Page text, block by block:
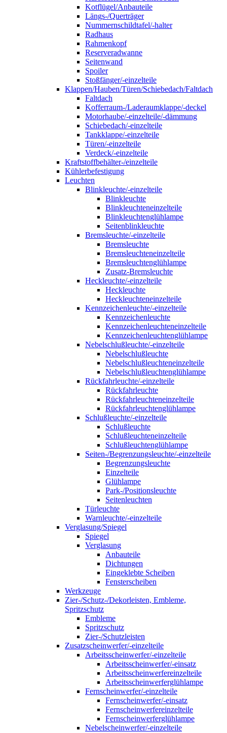
Kotflügel/Anbauteile
Längs-/Querträger
Nummernschildtafel/-halter
Radhaus
Rahmenkopf
Reserveradwanne
Seitenwand
Spoiler
Stoßfänger/-einzelteile
Klappen/Hauben/Türen/Schiebedach/Faltdach
Faltdach
Kofferraum-/Laderaumklappe/-deckel
Motorhaube/-einzelteile/-dämmung
Schiebedach/-einzelteile
Tankklappe/-einzelteile
Türen/-einzelteile
Verdeck/-einzelteile
Kraftstoffbehälter-/einzelteile
Kühlerbefestigung
Leuchten
Blinkleuchte/-einzelteile
Blinkleuchte
Blinkleuchteneinzelteile
Blinkleuchtenglühlampe
Seitenblinkleuchte
Bremsleuchte/-einzelteile
Bremsleuchte
Bremsleuchteneinzelteile
Bremsleuchtenglühlampe
Zusatz-Bremsleuchte
Heckleuchte/-einzelteile
Heckleuchte
Heckleuchteneinzelteile
Kennzeichenleuchte/-einzelteile
Kennzeichenleuchte
Kennzeichenleuchteneinzelteile
Kennzeichenleuchtenglühlampe
Nebelschlußleuchte/-einzelteile
Nebelschlußleuchte
Nebelschlußleuchteneinzelteile
Nebelschlußleuchtenglühlampe
Rückfahrleuchte/-einzelteile
Rückfahrleuchte
Rückfahrleuchteneinzelteile
Rückfahrleuchtenglühlampe
Schlußleuchte/-einzelteile
Schlußleuchte
Schlußleuchteneinzelteile
Schlußleuchtenglühlampe
Seiten-/Begrenzungsleuchte/-einzelteile
Begrenzungsleuchte
Einzelteile
Glühlampe
Park-/Positionsleuchte
Seitenleuchten
Türleuchte
Warnleuchte/-einzelteile
Verglasung/Spiegel
Spiegel
Verglasung
Anbauteile
Dichtungen
Eingeklebte Scheiben
Fensterscheiben
Werkzeuge
Zier-/Schutz-/Dekorleisten, Embleme,
Spritzschutz
Embleme
Spritzschutz
Zier-/Schutzleisten
Zusatzscheinwerfer/-einzelteile
Arbeitsscheinwerfer/-einzelteile
Arbeitsscheinwerfer/-einsatz
Arbeitsscheinwerfereinzelteile
Arbeitsscheinwerferglühlampe
Fernscheinwerfer/-einzelteile
Fernscheinwerfer/-einsatz
Fernscheinwerfereinzelteile
Fernscheinwerferglühlampe
Nebelscheinwerfer/-einzelteile